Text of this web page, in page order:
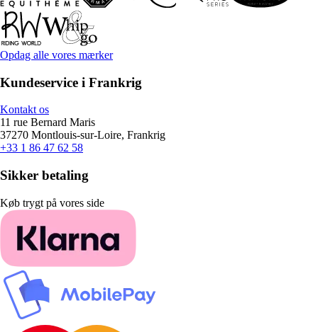
Opdag alle vores mærker
Kundeservice i Frankrig
Kontakt os
11 rue Bernard Maris
37270 Montlouis-sur-Loire, Frankrig
+33 1 86 47 62 58
Sikker betaling
Køb trygt på vores side